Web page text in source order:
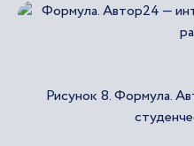
Рисунок 8. Формула.